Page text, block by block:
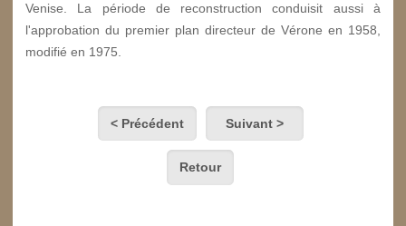
Venise. La période de reconstruction conduisit aussi à
l'approbation du premier plan directeur de Vérone en 1958,
modifié en 1975.
< Précédent Suivant >
Retour